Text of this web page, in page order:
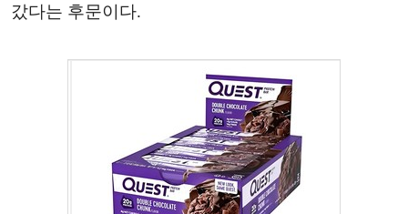
갔다는 후문이다.